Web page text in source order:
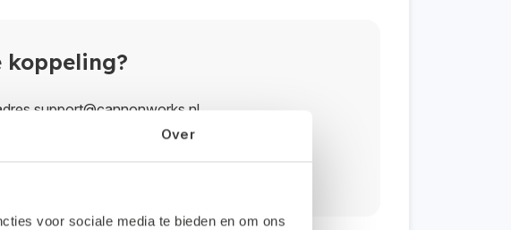
Over
voor sociale media te bieden en om ons
koppeling?
support@cannonworks.nl.